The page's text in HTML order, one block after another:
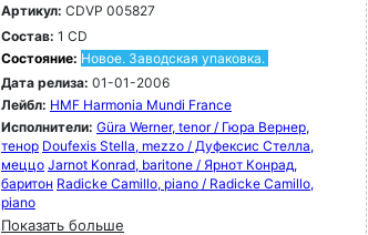
Артикул: CDVP 005827
Состав: 1 CD
Состояние: Новое. Заводская упаковка.
Дата релиза: 01-01-2006
Лейбл: HMF Harmonia Mundi France
Исполнители: Güra Werner, tenor / Гюра Вернер,
тенор Doufexis Stella, mezzo / Дуфексис Стелла,
меццо Jarnot Konrad, baritone / Ярнот Конрад,
баритон Radicke Camillo, piano / Radicke Camillo,
piano
Показать больше